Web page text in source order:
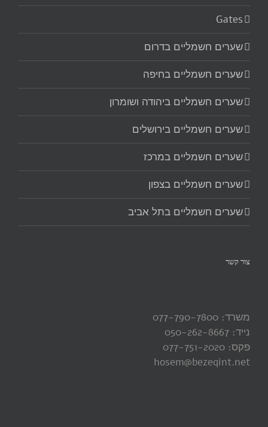
Gates
שערים חשמליים בדרום
שערים חשמליים בחיפה
שערים חשמליים ביהודה ושומרון
שערים חשמליים בירושלים
שערים חשמליים במרכז
שערים חשמליים בצפון
שערים חשמליים בתל אביב
צור קשר
משרד: 077-790-7800
נייד: 050-262-8667
פקס: 077-751-2020
hosem@bezeqint.net